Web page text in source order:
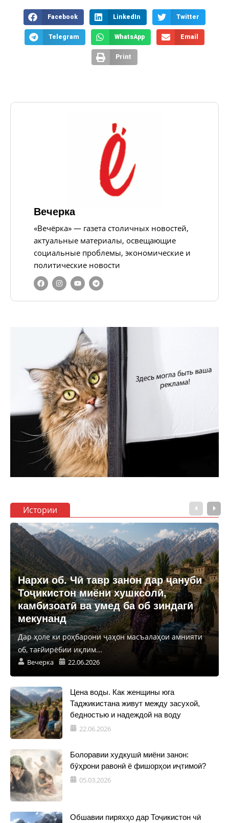
Facebook LinkedIn Twitter
Telegram WhatsApp Email
Print
Вечерка
«Вечёрка» — газета столичных новостей,
актуальные материалы, освещающие
социальные проблемы, экономические и
политические новости
Истории
Нархи об. Чӣ тавр занон дар ҷануби
Тоҷикистон миёни хушксолӣ,
камбизоатӣ ва умед ба об зиндагӣ
мекунанд
Дар ҳоле ки роҳбарони ҷаҳон масъалаҳои амнияти
об, тағйирёбии иқлим...
Вечерка 22.06.2026
Цена воды. Как женщины юга
Таджикистана живут между засухой,
бедностью и надеждой на воду
22.06.2026
Болоравии худкушӣ миёни занон:
бӯҳрони равонӣ ё фишорҳои иҷтимоӣ?
05.03.2026
Обшавии пиряхҳо дар Тоҷикистон чӣ